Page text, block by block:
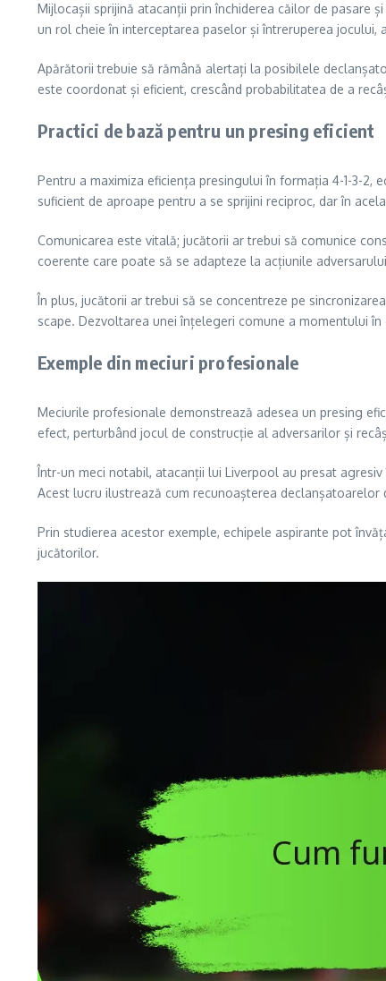
Mijlocașii sprijină atacanții prin închiderea căilor de pasare
un rol cheie în interceptarea paselor și întreruperea jocului,
Apărătorii trebuie să rămână alertați la posibilele
este coordonat și eficient, crescând probabilitatea de a
Practici de bază pentru un presing eficient
Pentru a maximiza eficiența presingului în formația 4-1-3-
suficient de aproape pentru a se sprijini reciproc, dar în
Comunicarea este vitală; jucătorii ar trebui să comunice
coerente care poate să se adapteze la acțiunile
În plus, jucătorii ar trebui să se concentreze pe
scape. Dezvoltarea unei înțelegeri comune a momentului
Exemple din meciuri profesionale
Meciurile profesionale demonstrează adesea un presing
efect, perturbând jocul de construcție al adversarilor și
Într-un meci notabil, atacanții lui Liverpool au presat
Acest lucru ilustrează cum recunoașterea
Prin studierea acestor exemple, echipele aspirante pot
jucătorilor.